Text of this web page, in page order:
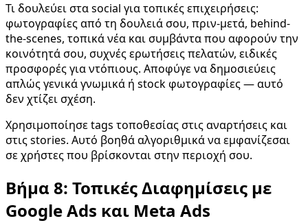
Τι δουλεύει στα social για τοπικές επιχειρήσεις:
φωτογραφίες από τη δουλειά σου, πριν-μετά, behind-
the-scenes, τοπικά νέα και συμβάντα που αφορούν την
κοινότητά σου, συχνές ερωτήσεις πελατών, ειδικές
προσφορές για ντόπιους. Αποφύγε να δημοσιεύεις
απλώς γενικά γνωμικά ή stock φωτογραφίες — αυτό
δεν χτίζει σχέση.
Χρησιμοποίησε tags τοποθεσίας στις αναρτήσεις και
στις stories. Αυτό βοηθά αλγοριθμικά να εμφανίζεσαι
σε χρήστες που βρίσκονται στην περιοχή σου.
Βήμα 8: Τοπικές Διαφημίσεις με
Google Ads και Meta Ads